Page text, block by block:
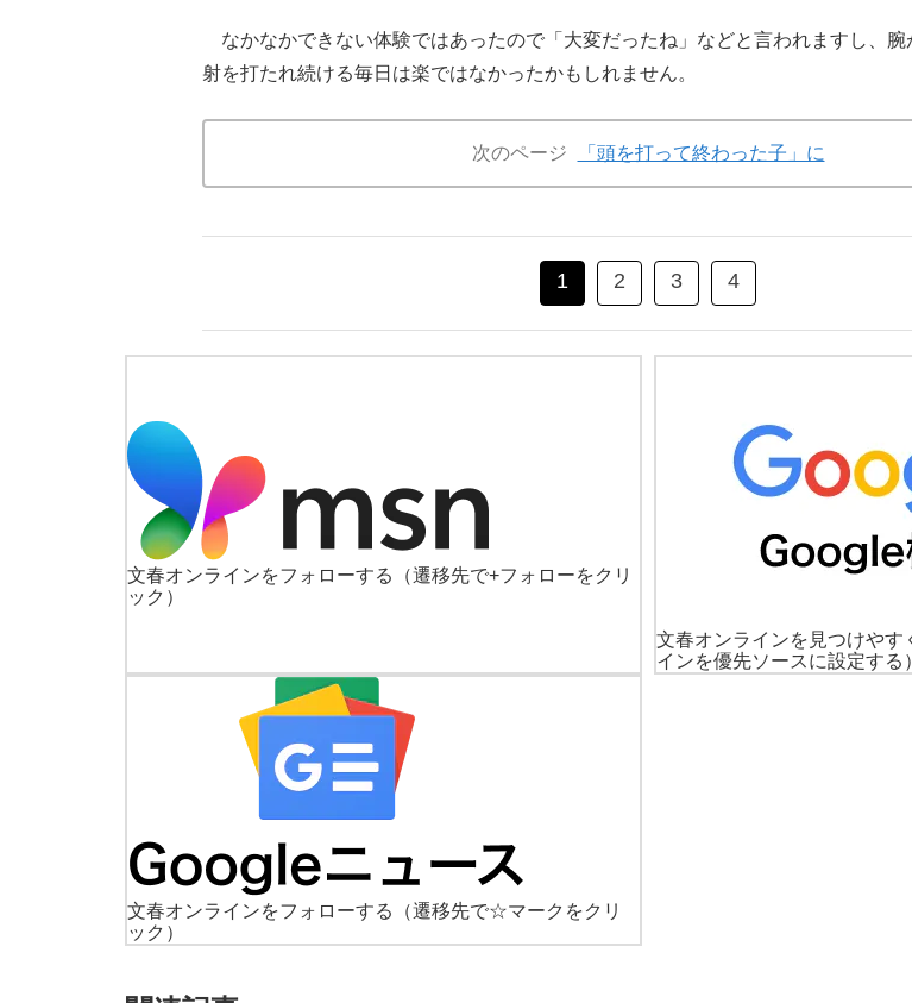
なかなかできない体験ではあったので「大変だったね」などと言われますし、腕
射を打たれ続ける毎日は楽ではなかったかもしれません。
次のページ 「頭を打って終わった子」に
1 2 3 4
文春オンラインをフォローする
（遷移先で+フォローをクリ
ック）
文春オンラインを見つけやす
インを優先ソースに設定する）
文春オンラインをフォローする
（遷移先で☆マークをクリ
ック）